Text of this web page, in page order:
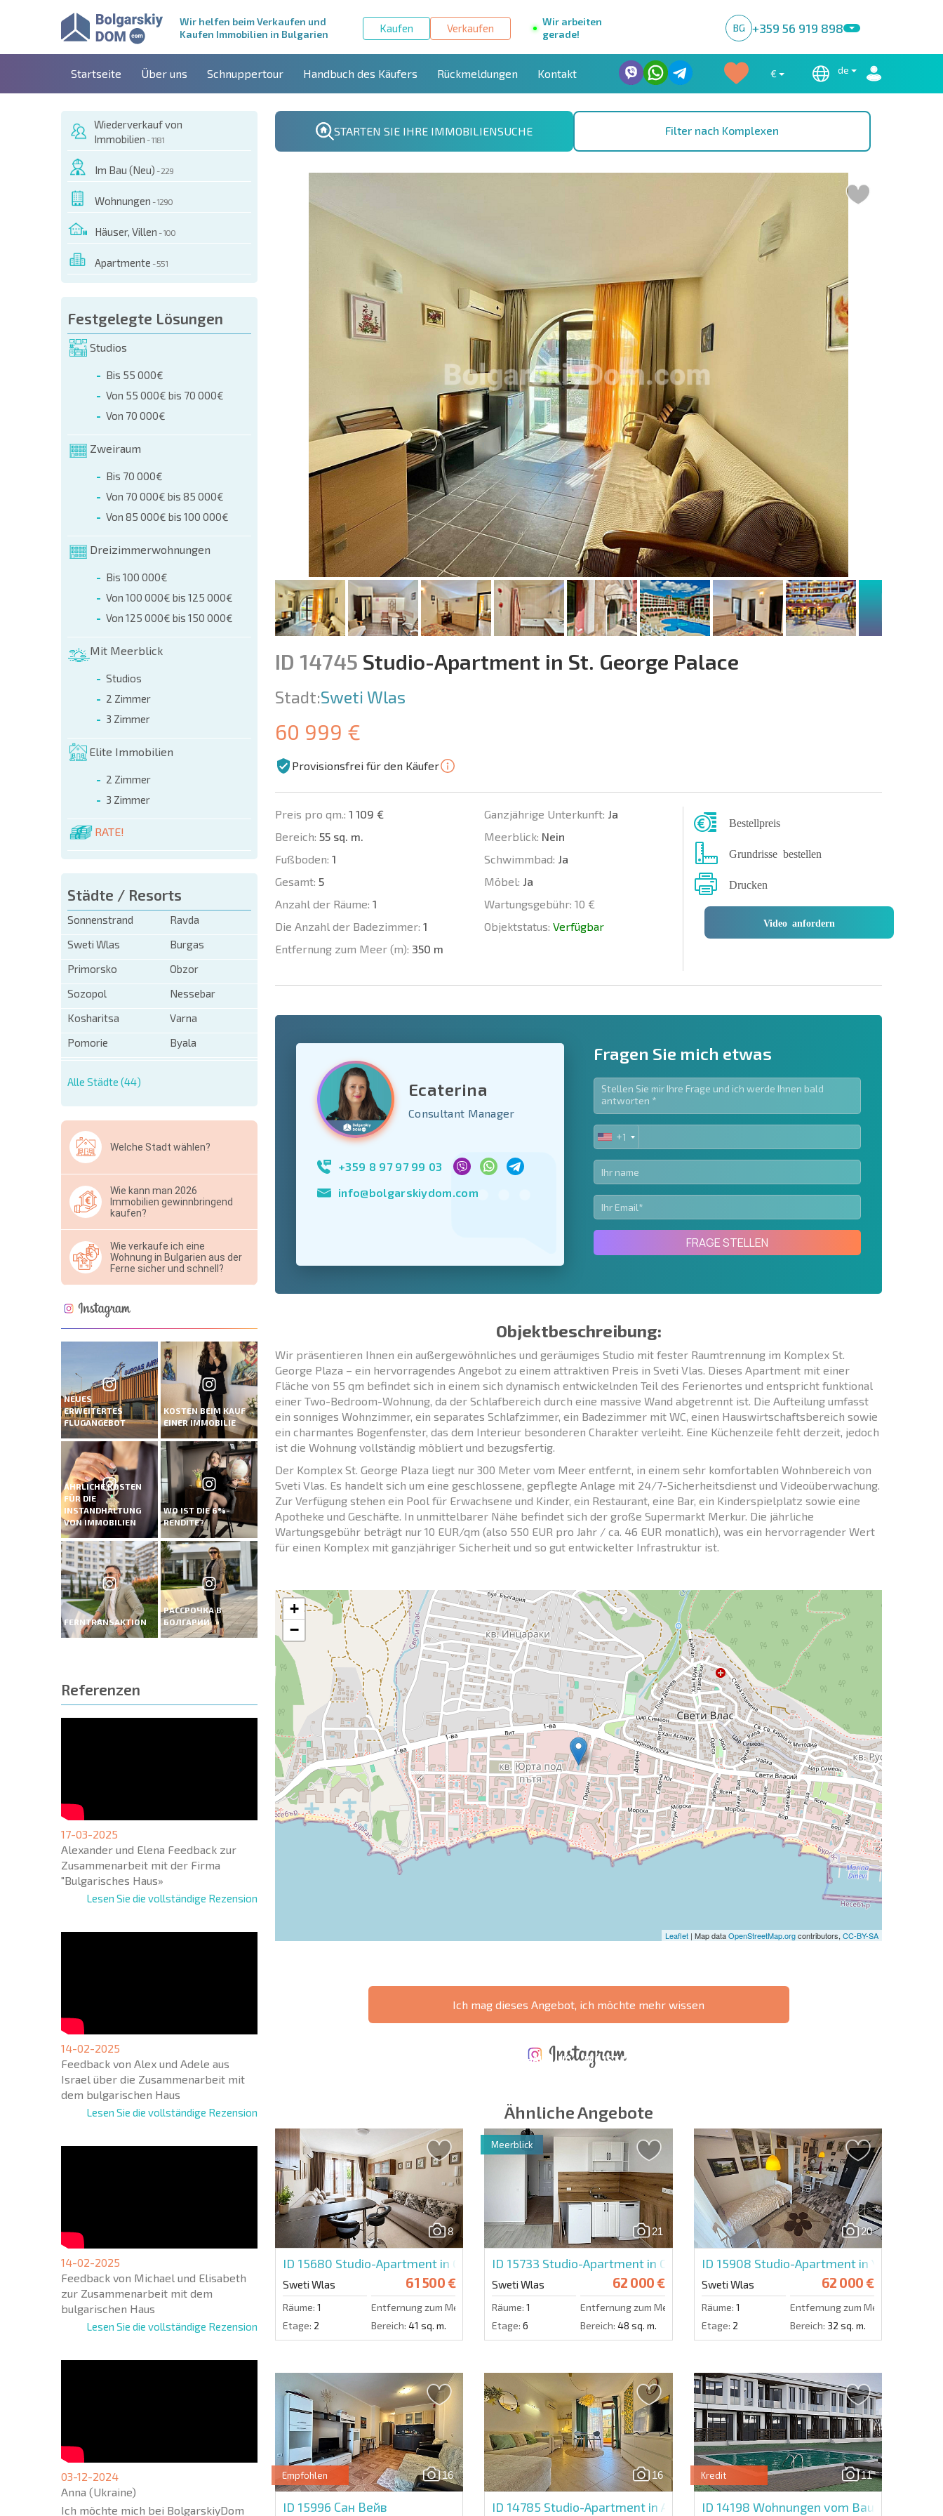
Wir helfen beim Verkaufen und
Kaufen Immobilien in Bulgarien
Kaufen Verkaufen
Wir arbeiten
gerade!
BG +359 56 919 898
Startseite Über uns Schnuppertour Handbuch des Käufers Rückmeldungen Kontakt € de
Wiederverkauf von
Immobilien - 1181
Im Bau (Neu) - 229
Wohnungen - 1290
Häuser, Villen - 100
Apartmente - 551
Festgelegte Lösungen
Studios
Bis 55 000€
Von 55 000€ bis 70 000€
Von 70 000€
Zweiraum
Bis 70 000€
Von 70 000€ bis 85 000€
Von 85 000€ bis 100 000€
Dreizimmerwohnungen
Bis 100 000€
Von 100 000€ bis 125 000€
Von 125 000€ bis 150 000€
Mit Meerblick
Studios
2 Zimmer
3 Zimmer
Elite Immobilien
2 Zimmer
3 Zimmer
RATE!
Städte / Resorts
Sonnenstrand
Ravda
Sweti Wlas
Burgas
Primorsko
Obzor
Sozopol
Nessebar
Kosharitsa
Varna
Pomorie
Byala
Alle Städte (44)
Welche Stadt wählen?
Wie kann man 2026
Immobilien gewinnbringend
kaufen?
Wie verkaufe ich eine
Wohnung in Bulgarien aus der
Ferne sicher und schnell?
NEUES
ERWEITERTES
FLUGANGEBOT
KOSTEN BEIM KAUF
EINER IMMOBILIE
ÄHRLICHE KOSTEN
FÜR DIE
INSTANDHALTUNG
VON IMMOBILIEN
WO IST DIE 6%-
RENDITE?
FERNTRANSAKTION
РАССРОЧКА В
БОЛГАРИИ
Referenzen
17-03-2025
Alexander und Elena Feedback zur
Zusammenarbeit mit der Firma
"Bulgarisches Haus»
Lesen Sie die vollständige Rezension
14-02-2025
Feedback von Alex und Adele aus
Israel über die Zusammenarbeit mit
dem bulgarischen Haus
Lesen Sie die vollständige Rezension
14-02-2025
Feedback von Michael und Elisabeth
zur Zusammenarbeit mit dem
bulgarischen Haus
Lesen Sie die vollständige Rezension
03-12-2024
Anna (Ukraine)
Ich möchte mich bei BolgarskiyDom
STARTEN SIE IHRE IMMOBILIENSUCHE Filter nach Komplexen
OBJEKT BESTELLEN
(name, E-mail, phone)
+359 8 9797 99 03
ID 14745 Studio-Apartment in St. George Palace
Stadt:Sweti Wlas
60 999 €
Provisionsfrei für den Käufer
Preis pro qm.: 1 109 €
Bereich: 55 sq. m.
Fußboden: 1
Gesamt: 5
Anzahl der Räume: 1
Die Anzahl der Badezimmer: 1
Entfernung zum Meer (m): 350 m
Ganzjährige Unterkunft: Ja
Meerblick: Nein
Schwimmbad: Ja
Möbel: Ja
Wartungsgebühr: 10 €
Objektstatus: Verfügbar
Bestellpreis
Grundrisse bestellen
Drucken
Video anfordern
United
+1
* Benötigte Felder
Newsletter abonnieren | Durch Anklicken des Buttons stimmen Sie der
Nutzung Ihrer Daten zu.
Eine Nachricht schicken
Ecaterina
Consultant Manager
+359 8 97 97 99 03
info@bolgarskiydom.com
Fragen Sie mich etwas
UNITED
STATES
+1
+1
FRAGE STELLEN
Objektbeschreibung:
Wir präsentieren Ihnen ein außergewöhnliches und geräumiges Studio mit fester Raumtrennung im Komplex St.
George Plaza – ein hervorragendes Angebot zu einem attraktiven Preis in Sveti Vlas. Dieses Apartment mit einer
Fläche von 55 qm befindet sich in einem sich dynamisch entwickelnden Teil des Ferienortes und entspricht funktional
einer Two-Bedroom-Wohnung, da der Schlafbereich durch eine massive Wand abgetrennt ist. Die Aufteilung umfasst
ein sonniges Wohnzimmer, ein separates Schlafzimmer, ein Badezimmer mit WC, einen Hauswirtschaftsbereich sowie
ein charmantes Bogenfenster, das dem Interieur besonderen Charakter verleiht. Eine Küchenzeile fehlt derzeit, jedoch
ist die Wohnung vollständig möbliert und bezugsfertig.
Der Komplex St. George Plaza liegt nur 300 Meter vom Meer entfernt, in einem sehr komfortablen Wohnbereich von
Sveti Vlas. Es handelt sich um eine geschlossene, gepflegte Anlage mit 24/7-Sicherheitsdienst und Videoüberwachung.
Zur Verfügung stehen ein Pool für Erwachsene und Kinder, ein Restaurant, eine Bar, ein Kinderspielplatz sowie eine
Apotheke und Geschäfte. In unmittelbarer Nähe befindet sich der große Supermarkt Merkur. Die jährliche
Wartungsgebühr beträgt nur 10 EUR/qm (also 550 EUR pro Jahr / ca. 46 EUR monatlich), was ein hervorragender Wert
für einen Komplex mit ganzjähriger Sicherheit und so gut entwickelter Infrastruktur ist.
+
−
Leaflet | Map dataOpenStreetMap.orgcontributors, CC-BY-SA
Ich mag dieses Angebot, ich möchte mehr wissen
* Benötigte Felder
Newsletter abonnieren | Durch Anklicken des Buttons stimmen Sie der
Nutzung Ihrer Daten zu.
Eine Nachricht schicken
INSTANDHALTUNG
WO IST DIE 6%-
Ähnliche Angebote
8
ID 15680 Studio-Apartment in Centaur
Sweti Wlas 61 500 €
Räume: 1 Entfernung zum Meer:
200 m.
Etage: 2 Bereich: 41 sq. m.
21
ID 15733 Studio-Apartment in Crown Fort
Sweti Wlas 62 000 €
Räume: 1 Entfernung zum Meer:
300 m.
Etage: 6 Bereich: 48 sq. m.
Meerblick
20
ID 15908 Studio-Apartment in Yurta
Sweti Wlas 62 000 €
Räume: 1 Entfernung zum Meer:
Etage: 2 Bereich: 32 sq. m.
16
Empfohlen
ID 15996 Сан Вейв
16
ID 14785 Studio-Apartment in Antonia
11
Kredit
ID 14198 Wohnungen vom Bauträger in